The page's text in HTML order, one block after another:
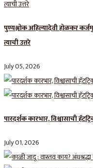
पुण्यश्लोक अहिल्यादेवी होळकर
त्याची उत्तरे
July 05, 2026
पारदर्शक कारभार, विश्वासाची
July 01, 2026